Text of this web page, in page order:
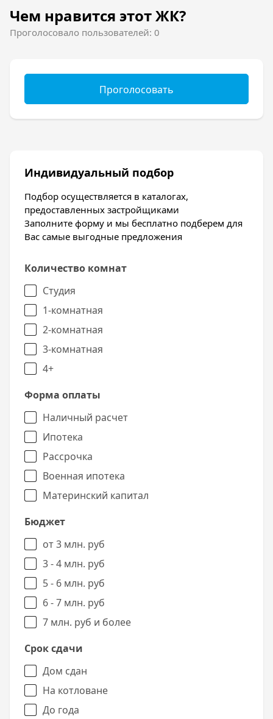
Чем нравится этот ЖК?
Проголосовало пользователей: 0
Проголосовать
Индивидуальный подбор
Подбор осуществляется в каталогах,
предоставленных застройщиками
Заполните форму и мы бесплатно подберем для
Вас самые выгодные предложения
Количество комнат
Студия
1-комнатная
2-комнатная
3-комнатная
4+
Форма оплаты
Наличный расчет
Ипотека
Рассрочка
Военная ипотека
Материнский капитал
Бюджет
от 3 млн. руб
3 - 4 млн. руб
5 - 6 млн. руб
6 - 7 млн. руб
7 млн. руб и более
Срок сдачи
Дом сдан
На котловане
До года